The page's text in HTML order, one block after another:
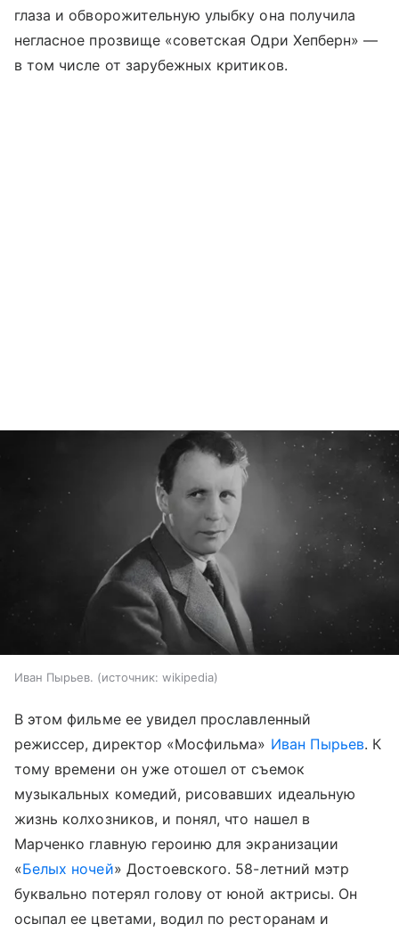
глаза и обворожительную улыбку она получила
негласное прозвище «советская Одри Хепберн» —
в том числе от зарубежных критиков.
Иван Пырьев. источник: wikipedia
В этом фильме ее увидел прославленный
режиссер, директор «Мосфильма» Иван Пырьев. К
тому времени он уже отошел от съемок
музыкальных комедий, рисовавших идеальную
жизнь колхозников, и понял, что нашел в
Марченко главную героиню для экранизации
«Белых ночей» Достоевского. 58-летний мэтр
буквально потерял голову от юной актрисы. Он
осыпал ее цветами, водил по ресторанам и